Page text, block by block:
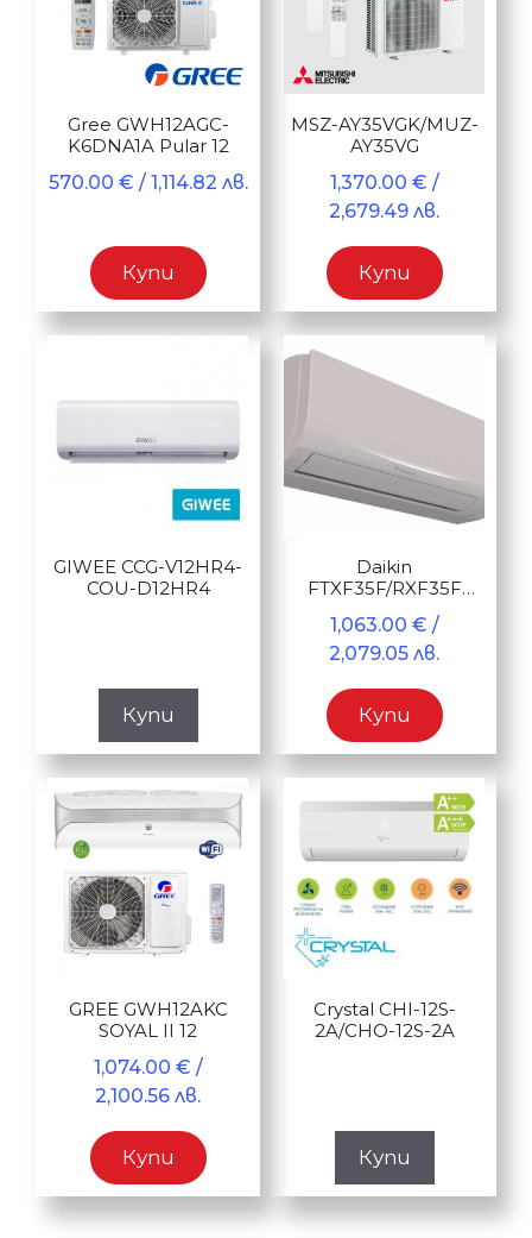
Gree GWH12AGC-
K6DNA1A Pular 12
570.00 € / 1,114.82 лв.
Купи
MSZ-AY35VGK/MUZ-
AY35VG
1,370.00 € /
2,679.49 лв.
Купи
GIWEE CCG-V12HR4-
COU-D12HR4
Купи
Daikin
FTXF35F/RXF35F
1,063.00 € /
2,079.05 лв.
Купи
GREE GWH12AKC
SOYAL II 12
1,074.00 € /
2,100.56 лв.
Купи
Crystal CHI-12S-
2A/CHO-12S-2A
Купи